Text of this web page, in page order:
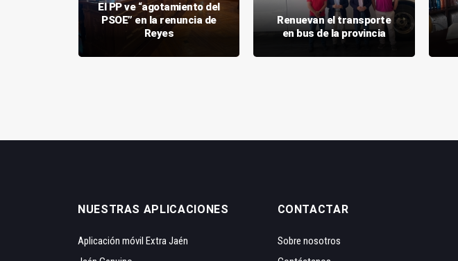
El PP ve “agotamiento del
PSOE” en la renuncia de
Reyes
Renuevan el transporte
en bus de la provincia
NUESTRAS APLICACIONES
Aplicación móvil Extra Jaén
CONTACTAR
Sobre nosotros